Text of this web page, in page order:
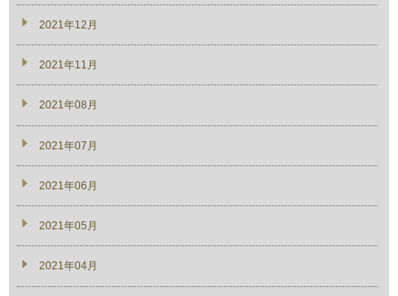
2021年12月
2021年11月
2021年08月
2021年07月
2021年06月
2021年05月
2021年04月